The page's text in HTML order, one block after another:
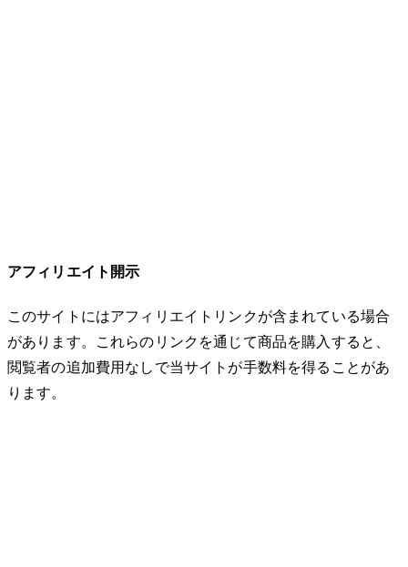
アフィリエイト開示
このサイトにはアフィリエイトリンクが含まれている場合
があります。これらのリンクを通じて商品を購入すると、
閲覧者の追加費用なしで当サイトが手数料を得ることがあ
ります。